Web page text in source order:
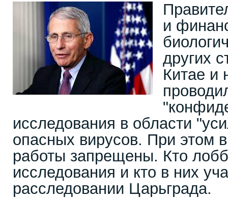
и
других
Китае и
исследования в области
опасных вирусов. При этом
работы запрещены. Кто
исследования и кто в них
расследовании Царьграда.